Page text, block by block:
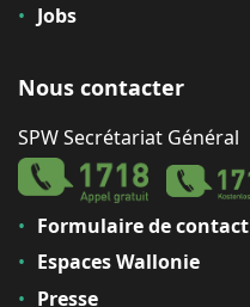
Jobs
Nous contacter
SPW Secrétariat Général
Formulaire de contact
Espaces Wallonie
Presse